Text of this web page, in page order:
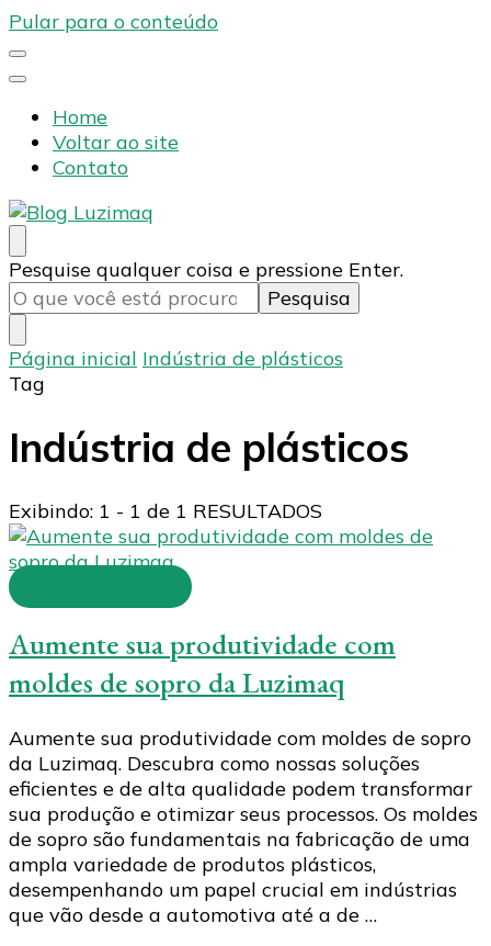
Pular para o conteúdo
Home
Voltar ao site
Contato
Blog Luzimaq
Procurando
algo?
Pesquise qualquer coisa e pressione Enter.
Página inicial Indústria de plásticos
Tag
Indústria de plásticos
Exibindo: 1 - 1 de 1 RESULTADOS
Aumente sua produtividade com
moldes de sopro da Luzimaq
Aumente sua produtividade com moldes de sopro
da Luzimaq. Descubra como nossas soluções
eficientes e de alta qualidade podem transformar
sua produção e otimizar seus processos. Os moldes
de sopro são fundamentais na fabricação de uma
ampla variedade de produtos plásticos,
desempenhando um papel crucial em indústrias
que vão desde a automotiva até a de …